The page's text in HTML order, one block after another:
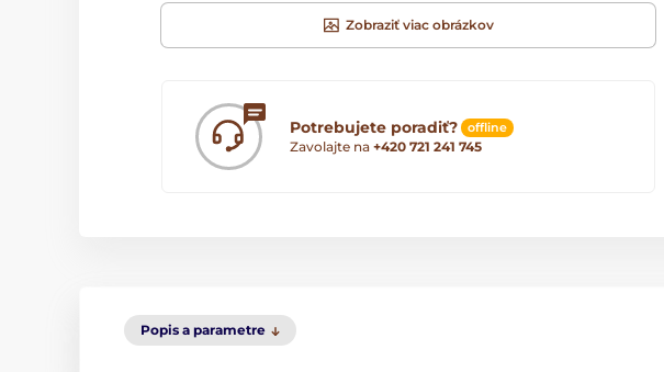
Zobraziť viac obrázkov
Potrebujete poradiť? offline
Zavolajte na +420 721 241 745
Popis a parametre